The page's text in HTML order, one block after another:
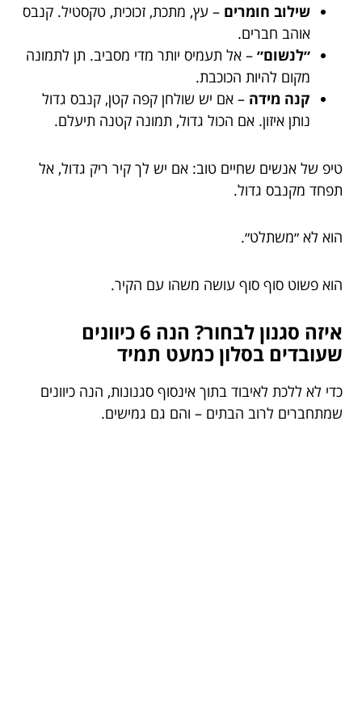
שילוב חומרים – עץ, מתכת, זכוכית, טקסטיל. קנבס
אוהב חברים.
״לנשום״ – אל תעמיס יותר מדי מסביב. תן לתמונה
מקום להיות הכוכבת.
קנה מידה – אם יש שולחן קפה קטן, קנבס גדול
נותן איזון. אם הכול גדול, תמונה קטנה תיעלם.
טיפ של אנשים שחיים טוב: אם יש לך קיר ריק גדול, אל
תפחד מקנבס גדול.
הוא לא ״משתלט״.
הוא פשוט סוף סוף עושה משהו עם הקיר.
איזה סגנון לבחור? הנה 6 כיוונים
שעובדים בסלון כמעט תמיד
כדי לא ללכת לאיבוד בתוך אינסוף סגנונות, הנה כיוונים
שמתחברים לרוב הבתים – והם גם גמישים.